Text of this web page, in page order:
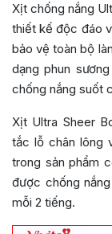
Xịt chống nắng
thiết kế độc đáo
bảo vệ toàn bộ
dạng phun
chống nắng suốt
Xịt Ultra Sheer
tắc lỗ chân lông
trong sản phẩm
được chống
mỗi 2 tiếng.